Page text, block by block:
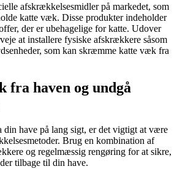
afskrækkelsesmidler på markedet, som
katte væk. Disse produkter indeholder
der er ubehagelige for katte. Udover
at installere fysiske afskrækkere såsom
som kan skræmme katte væk fra
fra haven og undgå
have på lang sigt, er det vigtigt at være
Brug en kombination af
og regelmæssig rengøring for at sikre,
tilbage til din have.